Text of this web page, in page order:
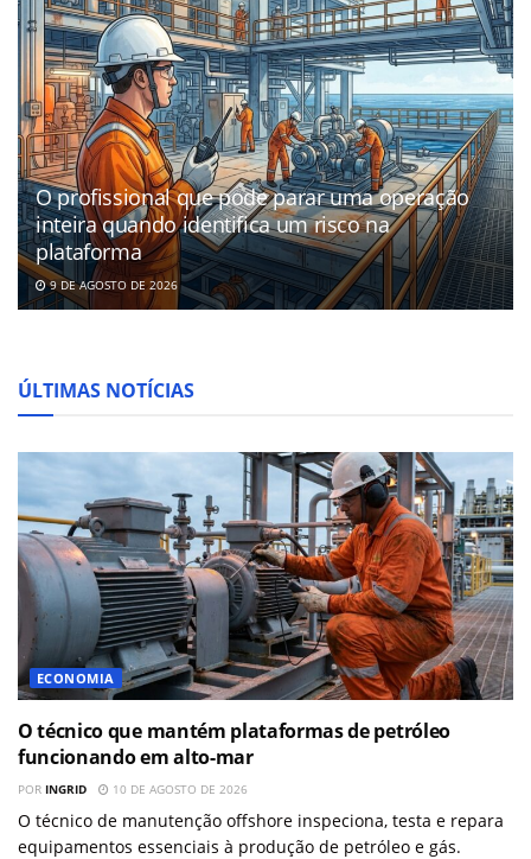
O profissional que pode parar uma operação
inteira quando identifica um risco na
plataforma
9 DE AGOSTO DE 2026
ÚLTIMAS NOTÍCIAS
ECONOMIA
O técnico que mantém plataformas de petróleo
funcionando em alto-mar
POR INGRID 10 DE AGOSTO DE 2026
O técnico de manutenção offshore inspeciona, testa e repara
equipamentos essenciais à produção de petróleo e gás.